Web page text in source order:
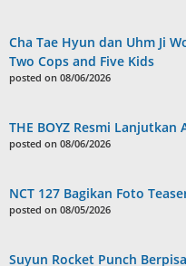
Cha Tae Hyun dan Uhm Ji
Two Cops and Five Kids
posted on 08/06/2026
THE BOYZ Resmi
posted on 08/06/2026
NCT 127 Bagikan Foto
posted on 08/05/2026
Suyun Rocket Punch